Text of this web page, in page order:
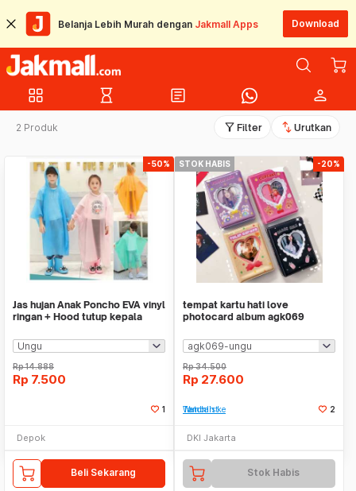
Belanja Lebih Murah dengan Jakmall Apps Download
grid_view hourglass_empty article person
2 Produk filter_alt Filter swap_vert Urutkan
-50%
Jas hujan Anak Poncho EVA vinyl
ringan + Hood tutup kepala
Rp14.888
Rp 7.500
1
Depok
Beli Sekarang
STOK HABIS -20%
tempat kartu hati love
photocard album agk069
Rp34.500
Rp 27.600
Tambah ke Watchlist 2
DKI Jakarta
Stok Habis